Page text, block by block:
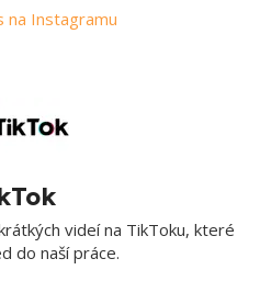
na Instagramu
videí na TikToku, které
do naší práce.